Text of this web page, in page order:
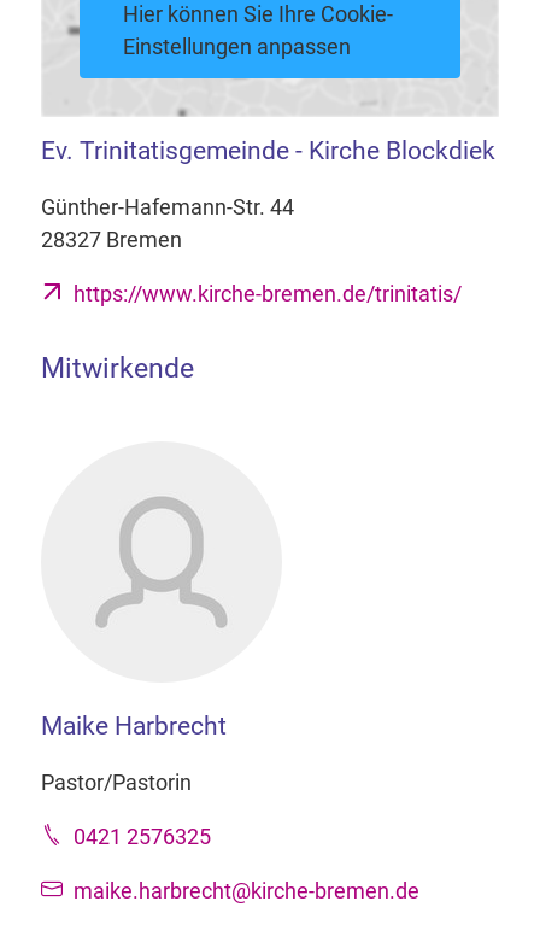
Hier können Sie Ihre Cookie-
Einstellungen anpassen
Ev. Trinitatisgemeinde - Kirche Blockdiek
Günther-Hafemann-Str. 44
28327 Bremen
https://www.kirche-bremen.de/trinitatis/
Mitwirkende
Maike Harbrecht
Pastor/Pastorin
0421 2576325
maike.harbrecht@kirche-bremen.de